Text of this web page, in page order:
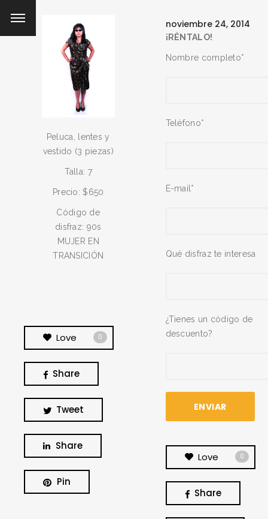
Peluca, lentes y
vestido (3 piezas)
Talla: 7
Precio: $650
Código de
disfraz: 90s
MUJER EN
TRANSICIÓN
Love 0
Share
Tweet
Share
Pin
noviembre 24, 2014
¡RÉNTALO!
Nombre completo*
Teléfono*
E-mail*
Qué disfraz te interesa
¿Tienes un código de
descuento?
Love 0
Share